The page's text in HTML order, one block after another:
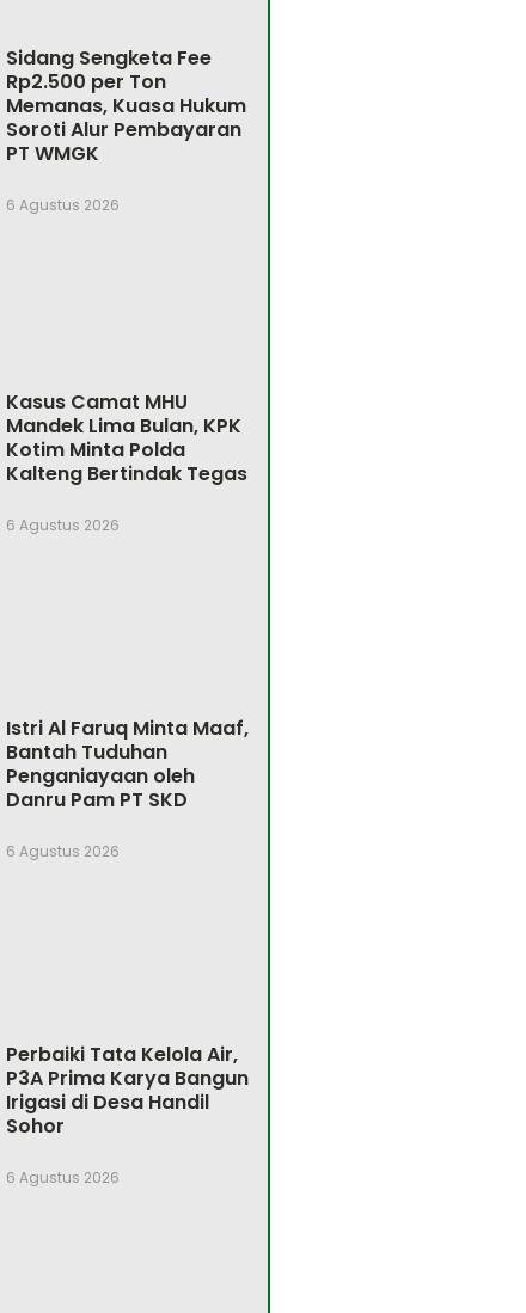
Sidang Sengketa Fee
Rp2.500 per Ton
Memanas, Kuasa Hukum
Soroti Alur Pembayaran
PT WMGK
6 Agustus 2026
Kasus Camat MHU
Mandek Lima Bulan, KPK
Kotim Minta Polda
Kalteng Bertindak Tegas
6 Agustus 2026
Istri Al Faruq Minta Maaf,
Bantah Tuduhan
Penganiayaan oleh
Danru Pam PT SKD
6 Agustus 2026
Perbaiki Tata Kelola Air,
P3A Prima Karya Bangun
Irigasi di Desa Handil
Sohor
6 Agustus 2026